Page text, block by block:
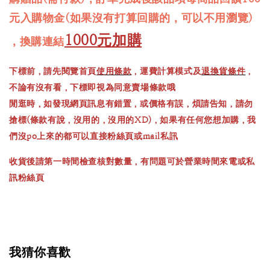
元入購物金(如果沒有打算回購的，可以不用瀏覽)
，換購連結1000元加購
下標前，請先閱覽首頁使用條款 ，運費計算模式及退換貨條件 ，
不論有沒有看，下標即視為同意賣場條款哦
閒逛時，如發現網頁訊息有錯置，或價格有誤，煩請告知，請勿
搶標(條款有說，沒用的，沒用的XD)，如果有任何您想加購，我
們沒po上來的都可以直接粉絲頁或mail私訊
收貨後請第一時間檢查核對數量，有問題可於營業時間來電或私
訊粉絲頁
我猜你喜歡